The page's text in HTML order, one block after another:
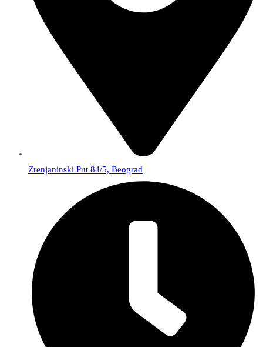
Zrenjaninski Put 84/5, Beograd